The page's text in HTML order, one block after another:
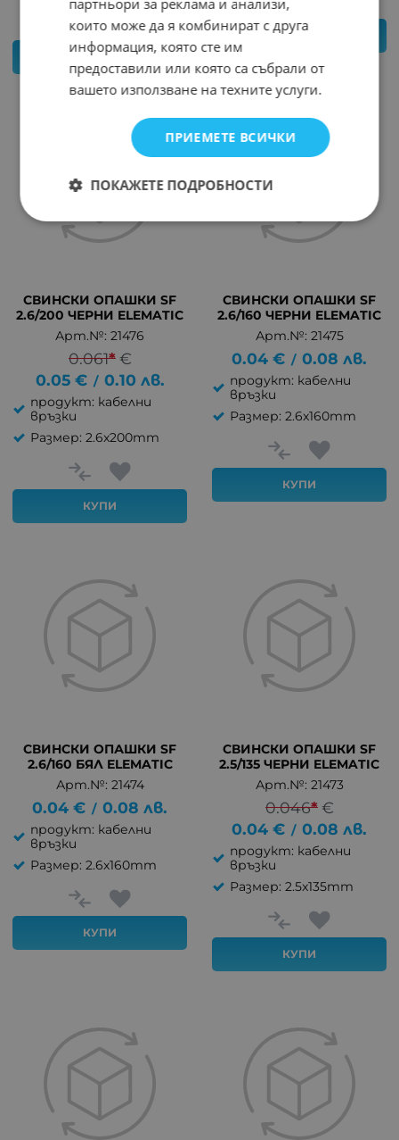
КУПИ
КУПИ
СВИНСКИ ОПАШКИ SF
2.6/200 ЧЕРНИ ELEMATIC
Арт.№: 21476
0.061* €
0.05 € / 0.10 лв.
продукт: кабелни
връзки
Размер: 2.6x200mm
КУПИ
СВИНСКИ ОПАШКИ SF
2.6/160 ЧЕРНИ ELEMATIC
Арт.№: 21475
0.04 € / 0.08 лв.
продукт: кабелни
връзки
Размер: 2.6x160mm
КУПИ
СВИНСКИ ОПАШКИ SF
2.6/160 БЯЛ ELEMATIC
Арт.№: 21474
0.04 € / 0.08 лв.
продукт: кабелни
връзки
Размер: 2.6x160mm
КУПИ
СВИНСКИ ОПАШКИ SF
2.5/135 ЧЕРНИ ELEMATIC
Арт.№: 21473
0.046* €
0.04 € / 0.08 лв.
продукт: кабелни
връзки
Размер: 2.5x135mm
КУПИ
партньори за реклама и анализи,
които може да я комбинират с друга
информация, която сте им
предоставили или която са събрали от
вашето използване на техните услуги.
ПРИЕМЕТЕ ВСИЧКИ
ПОКАЖЕТЕ ПОДРОБНОСТИ